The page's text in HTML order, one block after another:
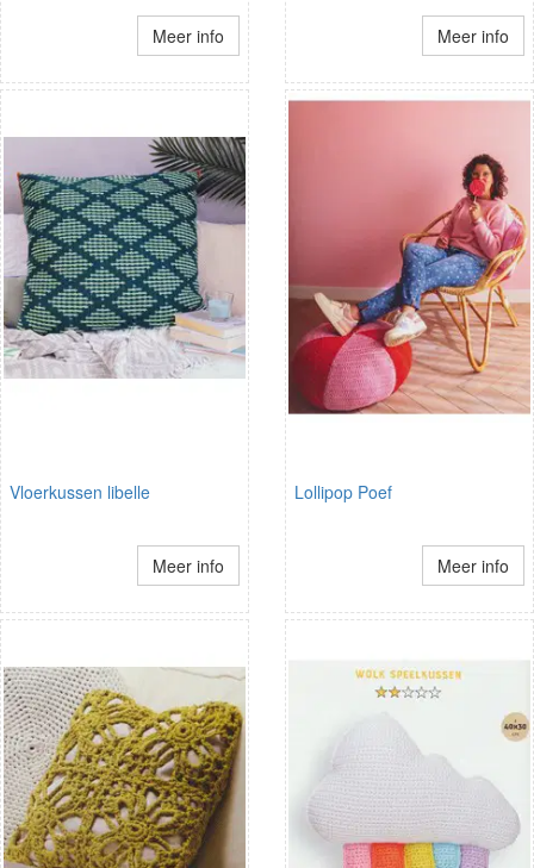
Meer info Meer info
Vloerkussen libelle
Meer info
Lollipop Poef
Meer info